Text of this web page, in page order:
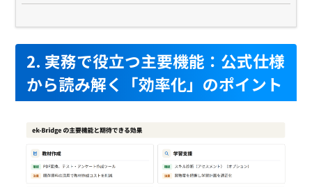
2. 実務で役立つ主要機能：公式仕様
から読み解く「効率化」のポイント